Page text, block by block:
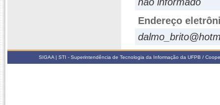
Endereço
SIGAA | STI - Superintendência de Tecnologia da Informação da UFPB /